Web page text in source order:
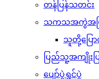
တန်ပြန်သတင်း
သကသအကွဲအပ
သူတို့ပြေ
ပြည်သူ့အကျိုးပ
ပျော်ပွဲရွှင်ပွဲ